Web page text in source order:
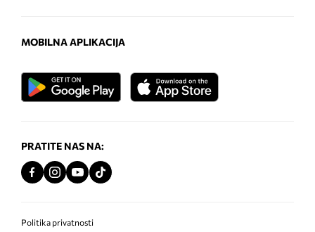
MOBILNA APLIKACIJA
PRATITE NAS NA:
Politika privatnosti